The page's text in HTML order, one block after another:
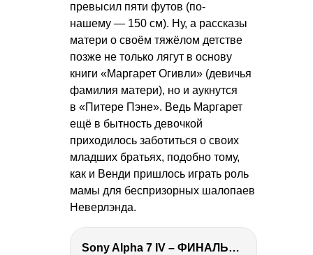
превысил пяти футов (по-
нашему — 150 см). Ну, а рассказы
матери о своём тяжёлом детстве
позже не только лягут в основу
книги «Маргарет Огивли» (девичья
фамилия матери), но и аукнутся
в «Питере Пэне». Ведь Маргарет
ещё в бытность девочкой
приходилось заботиться о своих
младших братьях, подобно тому,
как и Венди пришлось играть роль
мамы для беспризорных шалопаев
Неверлэнда.
Sony Alpha 7 IV – ФИНАЛЬНЫЙ ОБЗОР